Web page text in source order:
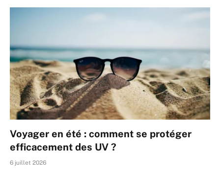
Voyager en été : comment se protéger
efficacement des UV ?
6 juillet 2026